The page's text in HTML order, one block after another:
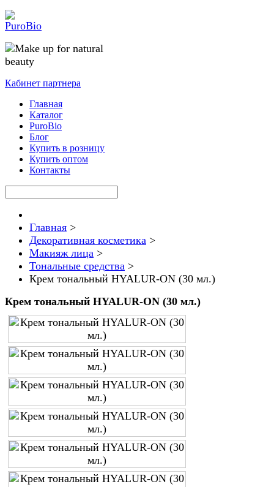
Кабинет партнера
Главная
Каталог
PuroBio
Блог
Купить в розницу
Купить оптом
Контакты
Главная >
Декоративная косметика >
Макияж лица >
Тональные средства >
Крем тональный HYALUR-ON (30 мл.)
Крем тональный HYALUR-ON (30 мл.)